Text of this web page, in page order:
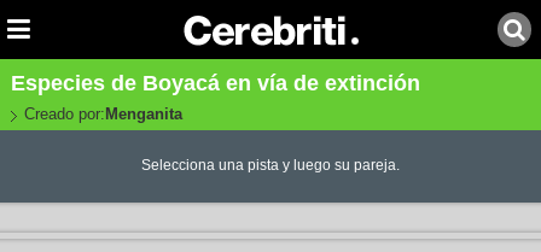
Especies de Boyacá en vía de extinción
Creado por: Menganita
Selecciona una pista y luego su pareja.